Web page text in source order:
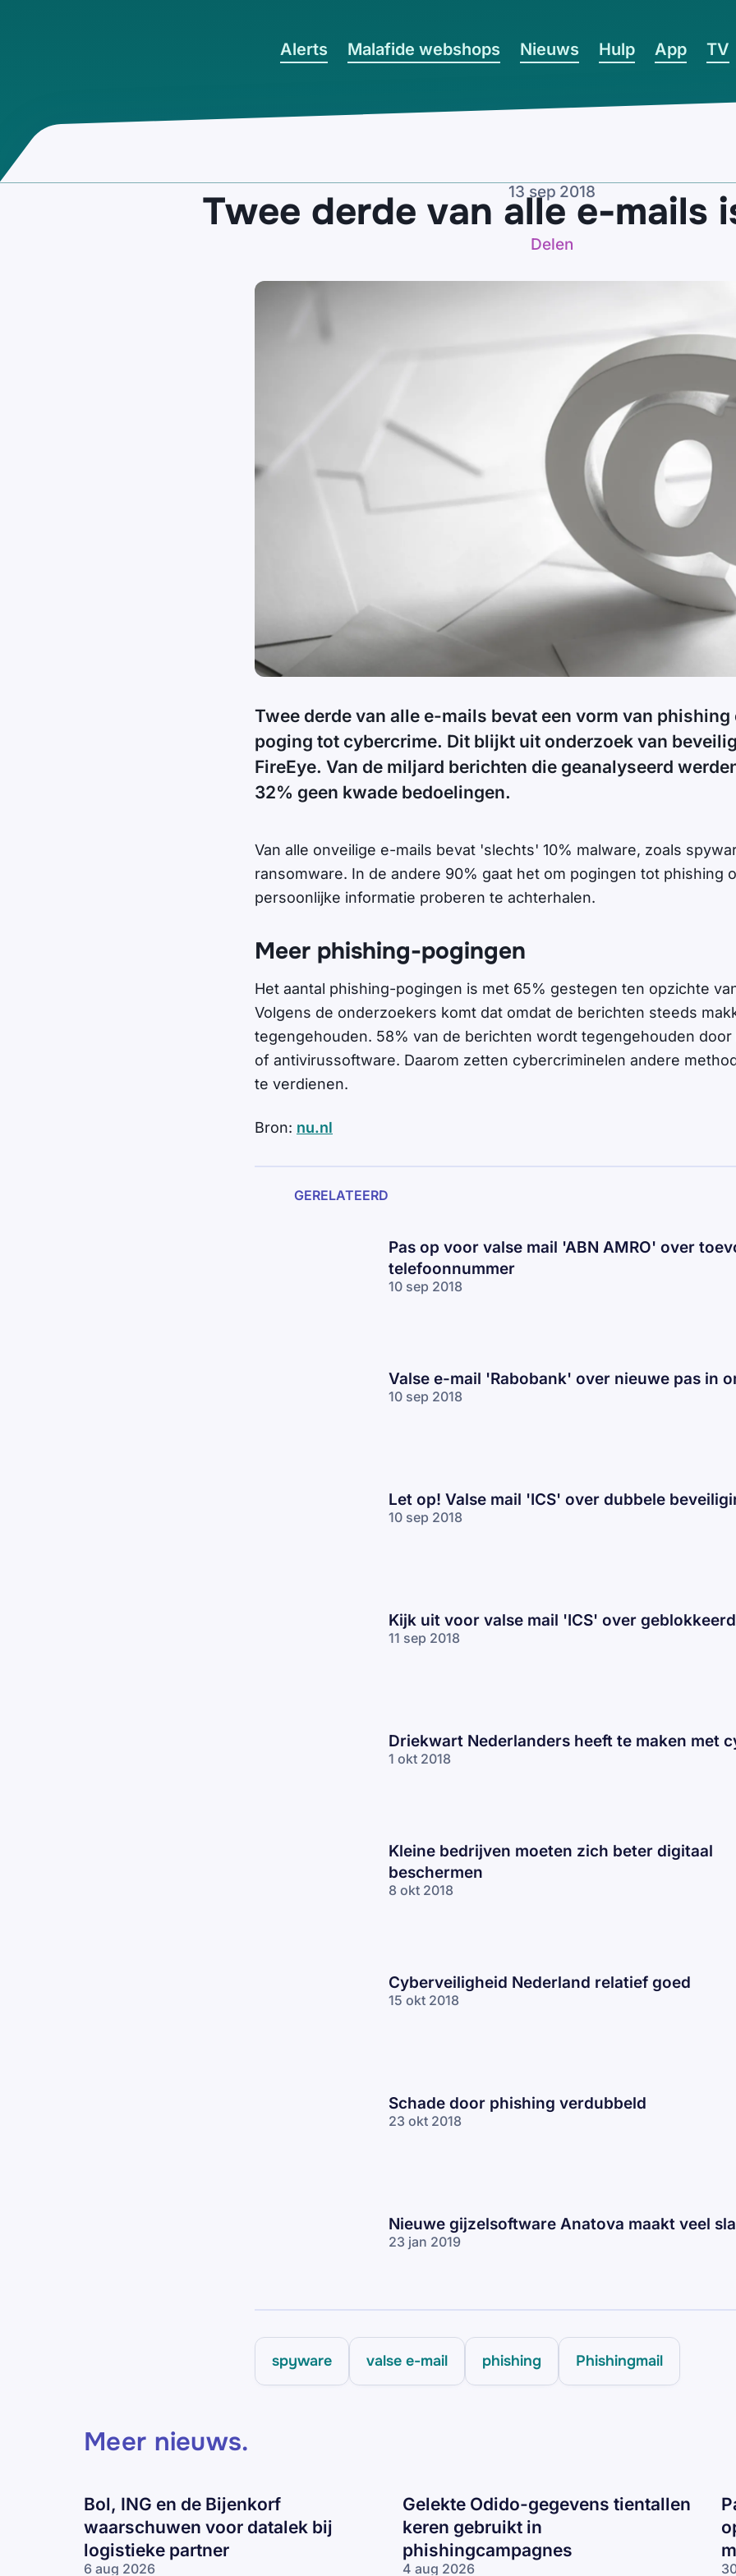
Alerts Malafide webshops Nieuws Hulp App TV
13 sep 2018
Twee derde van alle e-mails
Delen
Twee derde van alle e-mails bevat een vorm van phishing
poging tot cybercrime. Dit blijkt uit onderzoek van
FireEye. Van de miljard berichten die geanalyseerd
32% geen kwade bedoelingen.
Van alle onveilige e-mails bevat 'slechts' 10% malware, zoals
ransomware. In de andere 90% gaat het om pogingen tot phishing
persoonlijke informatie proberen te achterhalen.
Meer phishing-pogingen
Het aantal phishing-pogingen is met 65% gestegen ten opzichte
Volgens de onderzoekers komt dat omdat de berichten steeds
tegengehouden. 58% van de berichten wordt tegengehouden door
of antivirussoftware. Daarom zetten cybercriminelen andere
te verdienen.
Bron: nu.nl
GERELATEERD
Pas op voor valse mail 'ABN AMRO' over
telefoonnummer
10 sep 2018
Valse e-mail 'Rabobank' over nieuwe pas in
10 sep 2018
Let op! Valse mail 'ICS' over dubbele
10 sep 2018
Kijk uit voor valse mail 'ICS' over
11 sep 2018
Driekwart Nederlanders heeft te maken met
1 okt 2018
Kleine bedrijven moeten zich beter digitaal
beschermen
8 okt 2018
Cyberveiligheid Nederland relatief goed
15 okt 2018
Schade door phishing verdubbeld
23 okt 2018
Nieuwe gijzelsoftware Anatova maakt veel
23 jan 2019
spyware valse e-mail phishing Phishingmail
Meer nieuws.
Bol, ING en de Bijenkorf
waarschuwen voor datalek bij
logistieke partner
6 aug 2026
Gelekte Odido-gegevens tientallen
keren gebruikt in
phishingcampagnes
4 aug 2026